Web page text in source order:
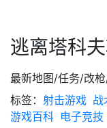
逃离塔科
最新地图/任务/改
标签： 射击游戏 战
游戏百科 电子竞技